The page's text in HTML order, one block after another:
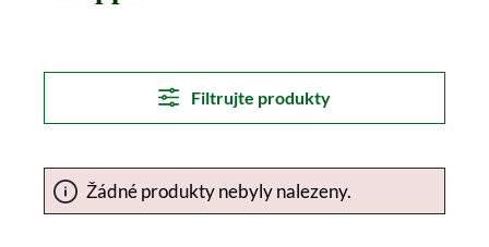
Filtrujte produkty
Žádné produkty nebyly nalezeny.